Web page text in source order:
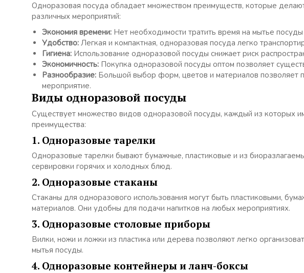
Одноразовая посуда обладает множеством преимуществ, которые
различных мероприятий:
Экономия времени: Нет необходимости тратить время на мытье
Удобство: Легкая и компактная, одноразовая посуда легко
Гигиена: Использование одноразовой посуды снижает риск
Экономичность: Покупка одноразовой посуды оптом позволяет
Разнообразие: Большой выбор форм, цветов и материалов позволяет
мероприятие.
Виды одноразовой посуды
Существует множество видов одноразовой посуды, каждый из которых
преимущества:
1. Одноразовые тарелки
Одноразовые тарелки бывают бумажные, пластиковые и из
сервировки горячих и холодных блюд.
2. Одноразовые стаканы
Стаканы для одноразового использования могут быть пластиковыми,
материалов. Они удобны для подачи напитков на любых мероприятиях.
3. Одноразовые столовые приборы
Вилки, ножи и ложки из пластика или дерева позволяют легко
мытья посуды.
4. Одноразовые контейнеры и ланч-боксы